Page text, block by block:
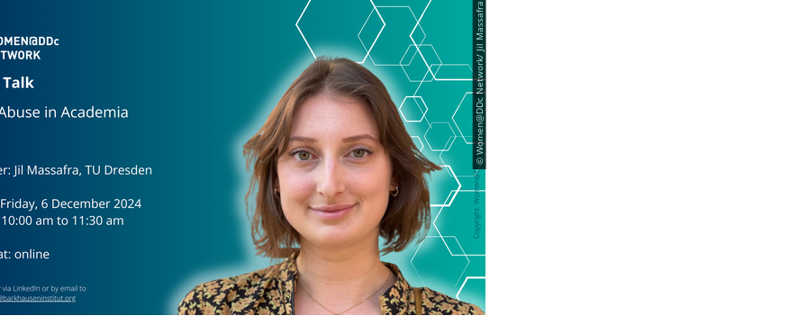
© Women@DDc Network/ Jil Massafra